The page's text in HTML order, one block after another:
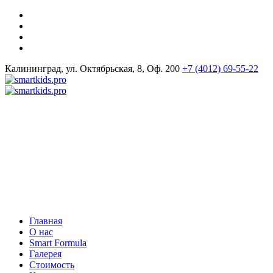
Калининград, ул. Октябрьская, 8, Оф. 200 +7 (4012) 69-55-22
Главная
О нас
Smart Formula
Галерея
Стоимость